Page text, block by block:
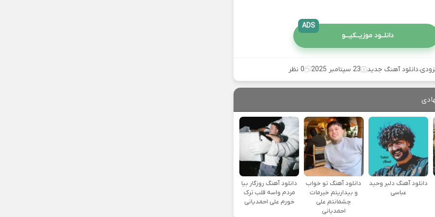
دانلــود موزیــکیـــو
ADS
،دانلود آهنگ جدید 23 سپتامبر 2025 0 نظر
دانلود آهنگ دلبر وحید
عباسی
دانلود آهنگ تو خواب
و بیداریتم خیرمات
چشمانتم علی
احمدیانی
دانلود آهنگ روزگار بیا
مردم واسه قلب ترک
خورم علی احمدیانی